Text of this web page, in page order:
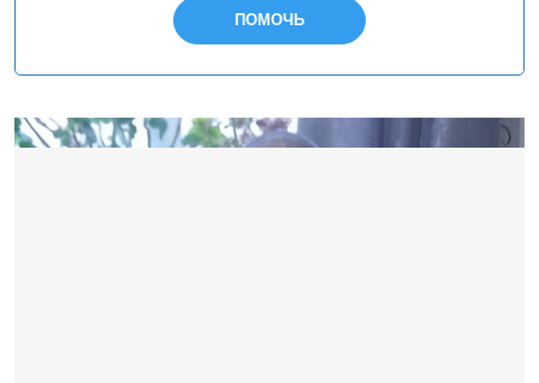
ПОМОЧЬ